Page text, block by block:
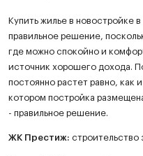
Купить жилье в новостройке
правильное решение,
где можно спокойно и
источник хорошего дохода.
постоянно растет равно, как
котором постройка
- правильное решение.
ЖК Престиж: строительство